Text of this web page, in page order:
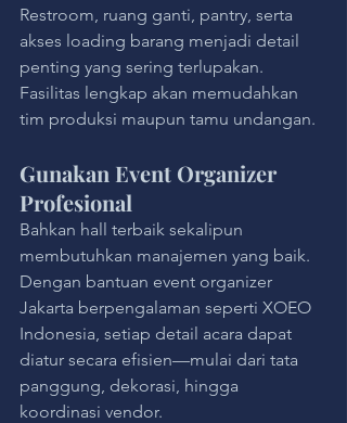
Restroom, ruang ganti, pantry, serta
akses loading barang menjadi detail
penting yang sering terlupakan.
Fasilitas lengkap akan memudahkan
tim produksi maupun tamu undangan.
Gunakan Event Organizer
Profesional
Bahkan hall terbaik sekalipun
membutuhkan manajemen yang baik.
Dengan bantuan event organizer
Jakarta berpengalaman seperti XOEO
Indonesia, setiap detail acara dapat
diatur secara efisien—mulai dari tata
panggung, dekorasi, hingga
koordinasi vendor.